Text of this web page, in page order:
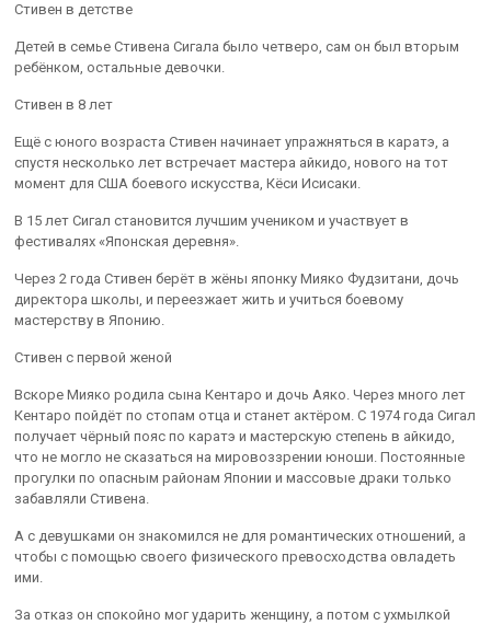
Стивен в детстве
Детей в семье Стивена Сигала было четверо, сам он был вторым
ребёнком, остальные девочки.
Стивен в 8 лет
Ещё с юного возраста Стивен начинает упражняться в каратэ, а
спустя несколько лет встречает мастера айкидо, нового на тот
момент для США боевого искусства, Кёси Исисаки.
В 15 лет Сигал становится лучшим учеником и участвует в
фестивалях «Японская деревня».
Через 2 года Стивен берёт в жёны японку Мияко Фудзитани, дочь
директора школы, и переезжает жить и учиться боевому
мастерству в Японию.
Стивен с первой женой
Вскоре Мияко родила сына Кентаро и дочь Аяко. Через много лет
Кентаро пойдёт по стопам отца и станет актёром. С 1974 года Сигал
получает чёрный пояс по каратэ и мастерскую степень в айкидо,
что не могло не сказаться на мировоззрении юноши. Постоянные
прогулки по опасным районам Японии и массовые драки только
забавляли Стивена.
А с девушками он знакомился не для романтических отношений, а
чтобы с помощью своего физического превосходства овладеть
ими.
За отказ он спокойно мог ударить женщину, а потом с ухмылкой